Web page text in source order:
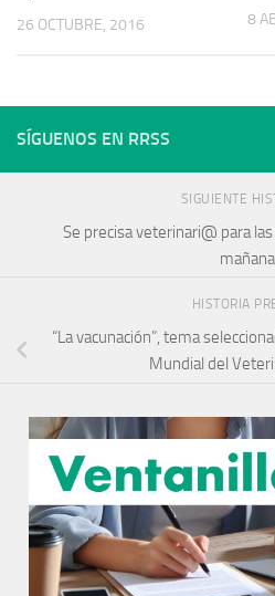
26 OCTUBRE, 2016 8
SÍGUENOS EN RRSS
SIGUIENTE
Se precisa veterinari@ para
mañana
HISTORIA
“La vacunación”, tema
Mundial del